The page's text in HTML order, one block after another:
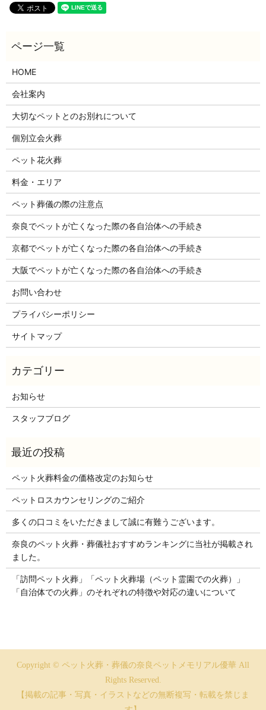
HOME
会社案内
大切なペットとのお別れについて
個別立会火葬
ペット花火葬
料金・エリア
ペット葬儀の際の注意点
奈良でペットが亡くなった際の各自治体への手続き
京都でペットが亡くなった際の各自治体への手続き
大阪でペットが亡くなった際の各自治体への手続き
お問い合わせ
プライバシーポリシー
サイトマップ
お知らせ
スタッフブログ
ペット火葬料金の価格改定のお知らせ
ペットロスカウンセリングのご紹介
多くの口コミをいただきまして誠に有難うございます。
奈良のペット火葬・葬儀社おすすめランキングに当社が掲載され
ました。
「訪問ペット火葬」「ペット火葬場（ペット霊園での火葬）」
「自治体での火葬」のそれぞれの特徴や対応の違いについて
Copyright © ペット火葬・葬儀の奈良ペットメモリアル優華 All
Rights Reserved.
【掲載の記事・写真・イラストなどの無断複写・転載を禁じま